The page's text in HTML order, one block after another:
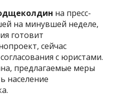
на пресс-
на минувшей неделе,
готовит
сейчас
с юристами.
предлагаемые меры
население